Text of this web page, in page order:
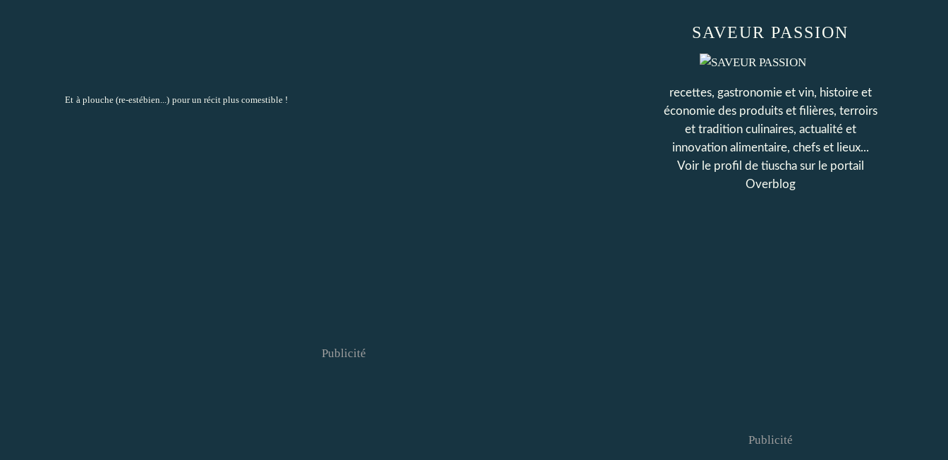
Et à plouche (re-estébien...) pour un récit plus comestible !
Publicité
SAVEUR PASSION
recettes, gastronomie et vin, histoire et
économie des produits et filières, terroirs
et tradition culinaires, actualité et
innovation alimentaire, chefs et lieux...
Voir le profil de tiuschasur le portail
Overblog
Publicité